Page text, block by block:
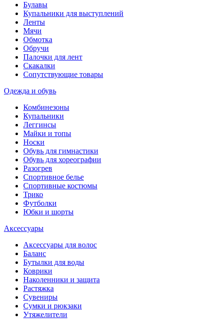
Булавы
Купальники для выступлений
Ленты
Мячи
Обмотка
Обручи
Палочки для лент
Скакалки
Сопутствующие товары
Одежда и обувь
Комбинезоны
Купальники
Леггинсы
Майки и топы
Носки
Обувь для гимнастики
Обувь для хореографии
Разогрев
Спортивное белье
Спортивные костюмы
Трико
Футболки
Юбки и шорты
Аксессуары
Аксессуары для волос
Баланс
Бутылки для воды
Коврики
Наколенники и защита
Растяжка
Сувениры
Сумки и рюкзаки
Утяжелители